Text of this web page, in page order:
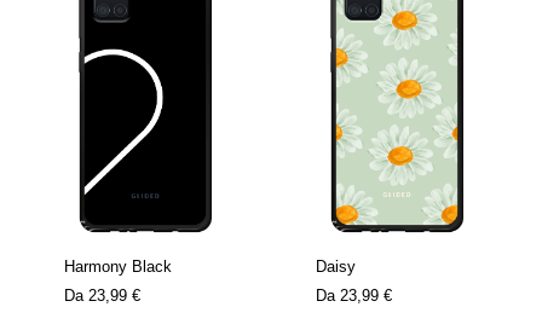
Harmony Black
Da 23,99 €
Daisy
Da 23,99 €